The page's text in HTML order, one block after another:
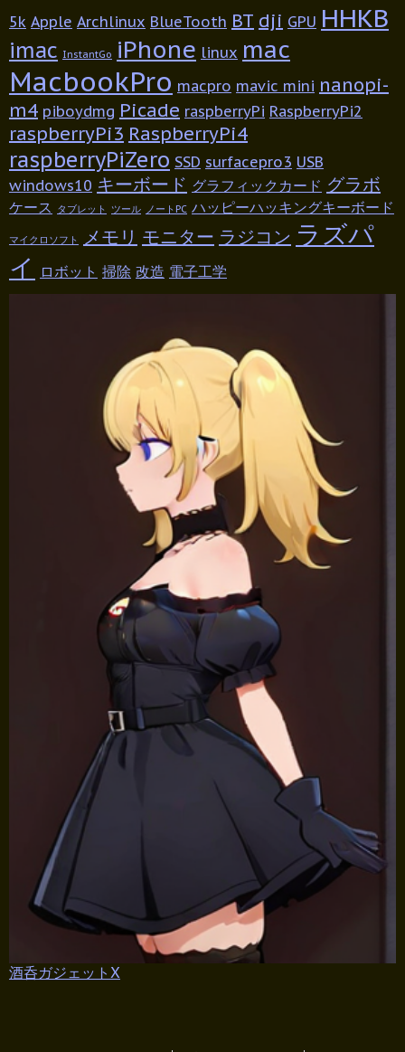
5k Apple Archlinux BlueTooth BT dji GPU HHKB
imac InstantGo iPhone linux mac
MacbookPro macpro mavic mini nanopi-
m4 piboydmg Picade raspberryPi RaspberryPi2
raspberryPi3 RaspberryPi4
raspberryPiZero SSD surfacepro3 USB
windows10 キーボード グラフィックカード グラボ
ケース タブレット ツール ノートPC ハッピーハッキングキーボード
マイクロソフト メモリ モニター ラジコン ラズパ
イ
ロボット 掃除 改造 電子工学
酒呑ガジェットX